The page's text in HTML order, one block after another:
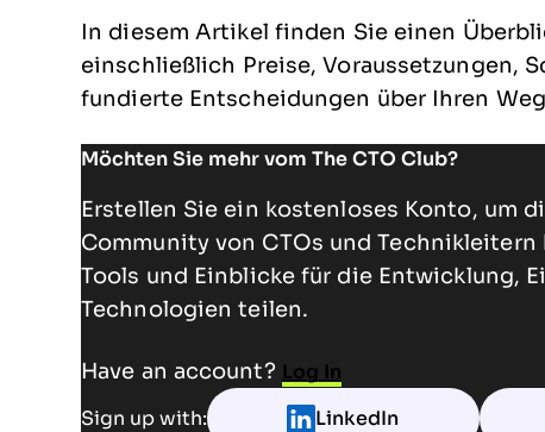
In diesem Artikel finden Sie einen
einschließlich Preise, Voraussetzungen,
fundierte Entscheidungen über Ihren
Möchten Sie mehr vom The CTO Club?
Erstellen Sie ein kostenloses Konto, um
Community von CTOs und
Tools und Einblicke für die Entwicklung,
Technologien teilen.
Have an account? Log In
Sign up with: LinkedIn